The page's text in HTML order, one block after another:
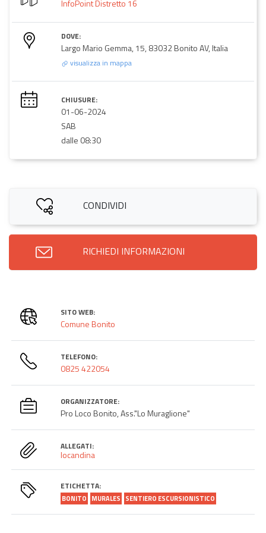
InfoPoint Distretto 16
DOVE:
Largo Mario Gemma, 15, 83032 Bonito AV, Italia
visualizza in mappa
CHIUSURE:
01-06-2024
SAB
dalle 08:30
CONDIVIDI
RICHIEDI INFORMAZIONI
SITO WEB:
Comune Bonito
TELEFONO:
0825 422054
ORGANIZZATORE:
Pro Loco Bonito, Ass."Lo Muraglione"
ALLEGATI:
locandina
ETICHETTA:
BONITO MURALES SENTIERO ESCURSIONISTICO